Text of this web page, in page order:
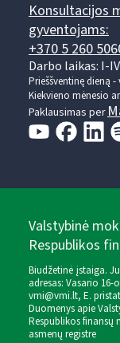
Konsultacijos
gyventojams:
+370 5 260
Darbo laikas: I-
Prieššventinę dieną
Kiekvieno mėnesio
Paklausimas per
Valstybinė
Respublikos
Biudžetinė įstaiga.
adresas: Vasario 16-
vmi@vmi.lt, E.
Duomenys apie
Respublikos
asmenų registre